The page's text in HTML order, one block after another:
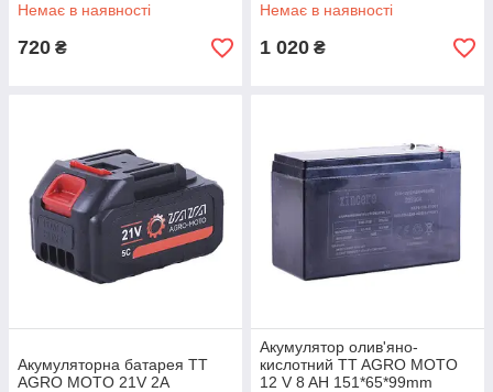
Немає в наявності
720 ₴
Немає в наявності
1 020 ₴
Акумуляторна батарея TT
AGRO MOTO 21V 2A
Акумулятор олив'яно-
кислотний TT AGRO MOTO
12 V 8 AH 151*65*99mm